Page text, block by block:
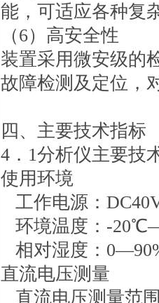
能，可适应各种复
（6）高安全性
装置采用微安级的
故障检测及定位，
四、主要技术指标
4．1分析仪主要技
使用环境
工作电源：
环境温度：-
相对湿度：
直流电压测量
直流电压测量范